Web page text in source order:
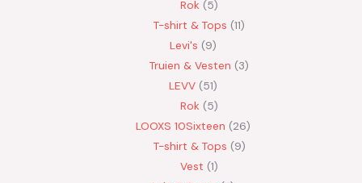
Rok 5
T-shirt & Tops 11
Levi's
9
Truien & Vesten
3
LEVV 51
Rok 5
LOOXS 10Sixteen
26
T-shirt & Tops 9
Vest 1